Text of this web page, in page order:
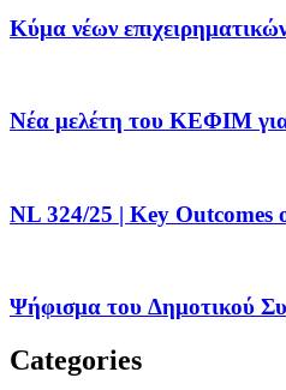
Κύμα νέων
Νέα μελέτη του ΚΕΦΙΜ
NL 324/25 | Key
Ψήφισμα του Δημοτικού
Categories